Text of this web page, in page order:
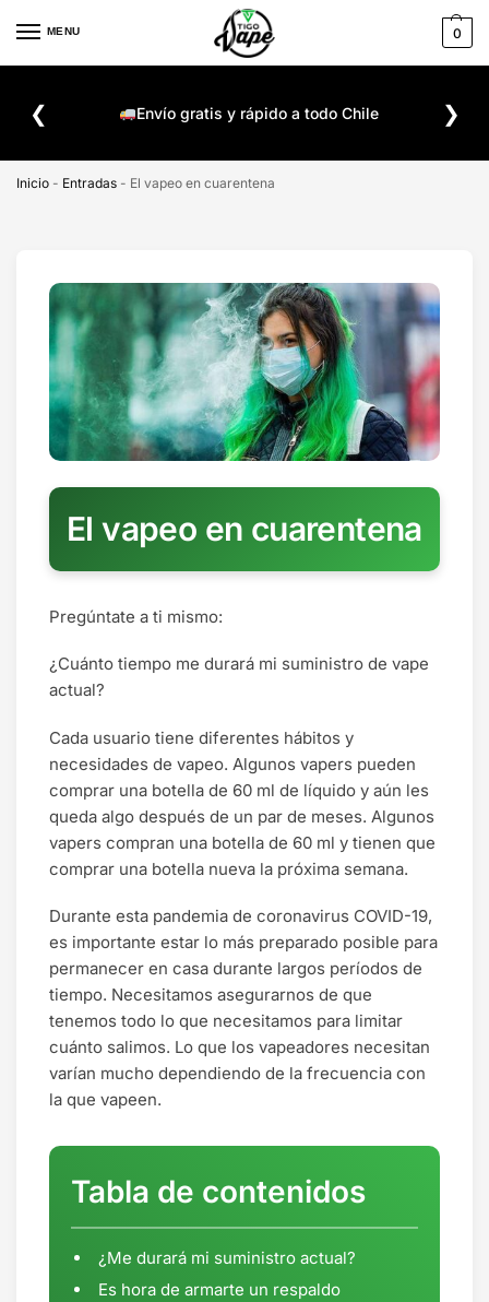
MENU 0
❮ Envío gratis y rápido a todo Chile ❯
Inicio - Entradas - El vapeo en cuarentena
El vapeo en cuarentena
Pregúntate a ti mismo:
¿Cuánto tiempo me durará mi suministro de vape
actual?
Cada usuario tiene diferentes hábitos y
necesidades de vapeo. Algunos vapers pueden
comprar una botella de 60 ml de líquido y aún les
queda algo después de un par de meses. Algunos
vapers compran una botella de 60 ml y tienen que
comprar una botella nueva la próxima semana.
Durante esta pandemia de coronavirus COVID-19,
es importante estar lo más preparado posible para
permanecer en casa durante largos períodos de
tiempo. Necesitamos asegurarnos de que
tenemos todo lo que necesitamos para limitar
cuánto salimos. Lo que los vapeadores necesitan
varían mucho dependiendo de la frecuencia con
la que vapeen.
Tabla de contenidos
¿Me durará mi suministro actual?
Es hora de armarte un respaldo